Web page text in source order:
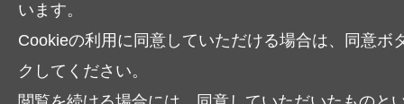
います。
Cookieの利用に同意していただける場合は、同意ボ
クしてください。